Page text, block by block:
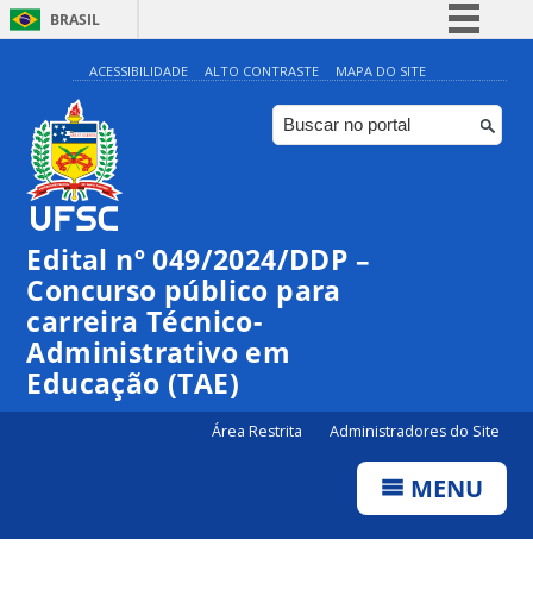
BRASIL
Simplifique!
Comunica BR
Participe
Canais
ACESSIBILIDADE ALTO CONTRASTE MAPA DO SITE
Edital nº 049/2024/DDP –
Concurso público para
carreira Técnico-
Administrativo em
Educação (TAE)
Área Restrita Administradores do Site
MENU